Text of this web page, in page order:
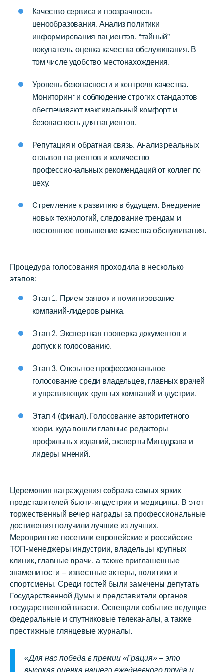
Качество сервиса и прозрачность
ценообразования. Анализ политики
информирования пациентов, “тайный”
покупатель, оценка качества обслуживания. В
том числе удобство местонахождения.
Уровень безопасности и контроля качества.
Мониторинг и соблюдение строгих стандартов
обеспечивают максимальный комфорт и
безопасность для пациентов.
Репутация и обратная связь. Анализ реальных
отзывов пациентов и количество
профессиональных рекомендаций от коллег по
цеху.
Стремление к развитию в будущем. Внедрение
новых технологий, следование трендам и
постоянное повышение качества обслуживания.
Процедура голосования проходила в несколько
этапов:
Этап 1. Прием заявок и номинирование
компаний-лидеров рынка.
Этап 2. Экспертная проверка документов и
допуск к голосованию.
Этап 3. Открытое профессиональное
голосование среди владельцев, главных врачей
и управляющих крупных компаний индустрии.
Этап 4 (финал). Голосование авторитетного
жюри, куда вошли главные редакторы
профильных изданий, эксперты Минздрава и
лидеры мнений.
Церемония награждения собрала самых ярких
представителей бьюти-индустрии и медицины. В этот
торжественный вечер награды за профессиональные
достижения получили лучшие из лучших.
Мероприятие посетили европейские и российские
ТОП-менеджеры индустрии, владельцы крупных
клиник, главные врачи, а также приглашенные
знаменитости – известные актеры, политики и
спортсмены. Среди гостей были замечены депутаты
Государственной Думы и представители органов
государственной власти. Освещали событие ведущие
федеральные и спутниковые телеканалы, а также
престижные глянцевые журналы.
«Для нас победа в премии «Грация» – это
высокая оценка нашего ежедневного труда и